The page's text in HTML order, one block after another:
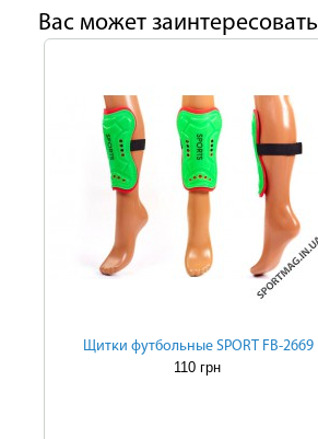
Ваc может заинтересовать
Щитки футбольные SPORT FB-2669
110 грн